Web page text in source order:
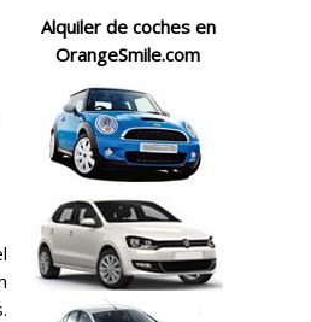
Alquiler de coches en
OrangeSmile.com